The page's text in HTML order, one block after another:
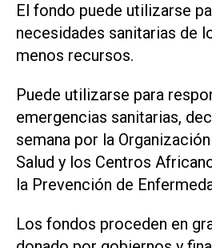
El fondo puede utilizarse
necesidades sanitarias de
menos recursos.
Puede utilizarse para
emergencias sanitarias,
semana por la
Salud y los Centros
la Prevención de
Los fondos proceden en